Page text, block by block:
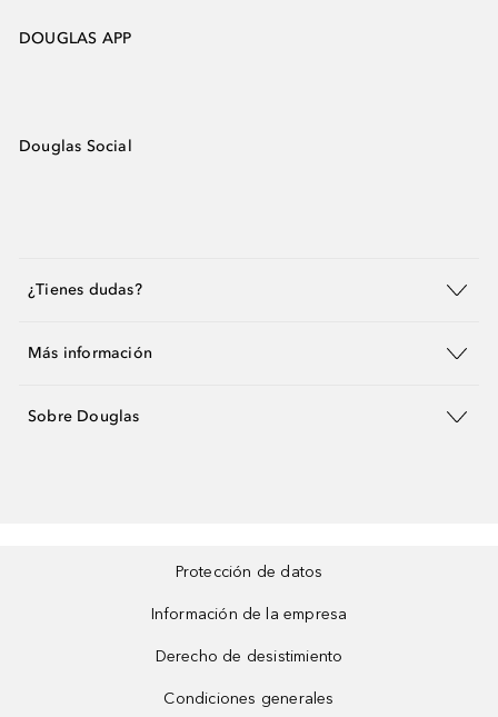
DOUGLAS APP
Douglas Social
¿Tienes dudas?
Más información
Sobre Douglas
Protección de datos
Información de la empresa
Derecho de desistimiento
Condiciones generales